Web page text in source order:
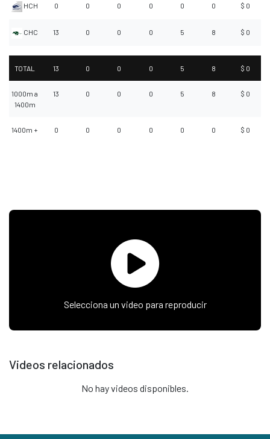
HCH 0 0 0 0 0 0 $ 0
CHC 13 0 0 0 5 8 $ 0
TOTAL 13 0 0 0 5 8 $ 0
1000m a
1400m
13 0 0 0 5 8 $ 0
1400m + 0 0 0 0 0 0 $ 0
Selecciona un video para reproducir
Videos relacionados
No hay videos disponibles.